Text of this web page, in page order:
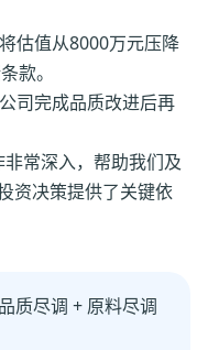
估值从8000万元压降
款。
司完成品质改进后再
常深入，帮助我们及
资决策提供了关键依
质尽调 + 原料尽调